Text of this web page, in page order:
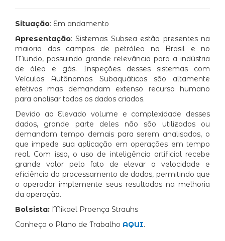
Situação: Em andamento
Apresentação: Sistemas Subsea estão presentes na
maioria dos campos de petróleo no Brasil e no
Mundo, possuindo grande relevância para a indústria
de óleo e gás. Inspeções desses sistemas com
Veículos Autônomos Subaquáticos são altamente
efetivos mas demandam extenso recurso humano
para analisar todos os dados criados.
Devido ao Elevado volume e complexidade desses
dados, grande parte deles não são utilizados ou
demandam tempo demais para serem analisados, o
que impede sua aplicação em operações em tempo
real. Com isso, o uso de inteligência artificial recebe
grande valor pelo fato de elevar a velocidade e
eficiência do processamento de dados, permitindo que
o operador implemente seus resultados na melhoria
da operação.
Bolsista: Mikael Proença Strauhs
Conheça o Plano de Trabalho AQUI.